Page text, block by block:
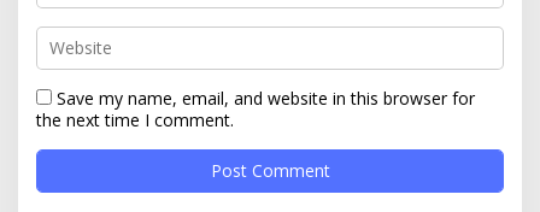
Save my name, email, and website in this browser for
the next time I comment.